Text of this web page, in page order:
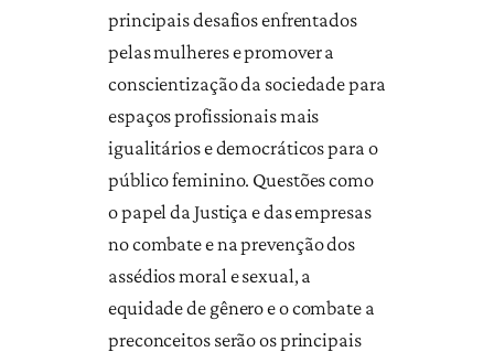
principais desafios enfrentados
pelas mulheres e promover a
conscientização da sociedade para
espaços profissionais mais
igualitários e democráticos para o
público feminino. Questões como
o papel da Justiça e das empresas
no combate e na prevenção dos
assédios moral e sexual, a
equidade de gênero e o combate a
preconceitos serão os principais